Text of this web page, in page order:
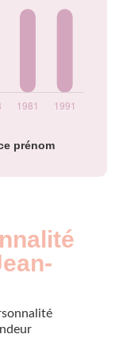
prénom